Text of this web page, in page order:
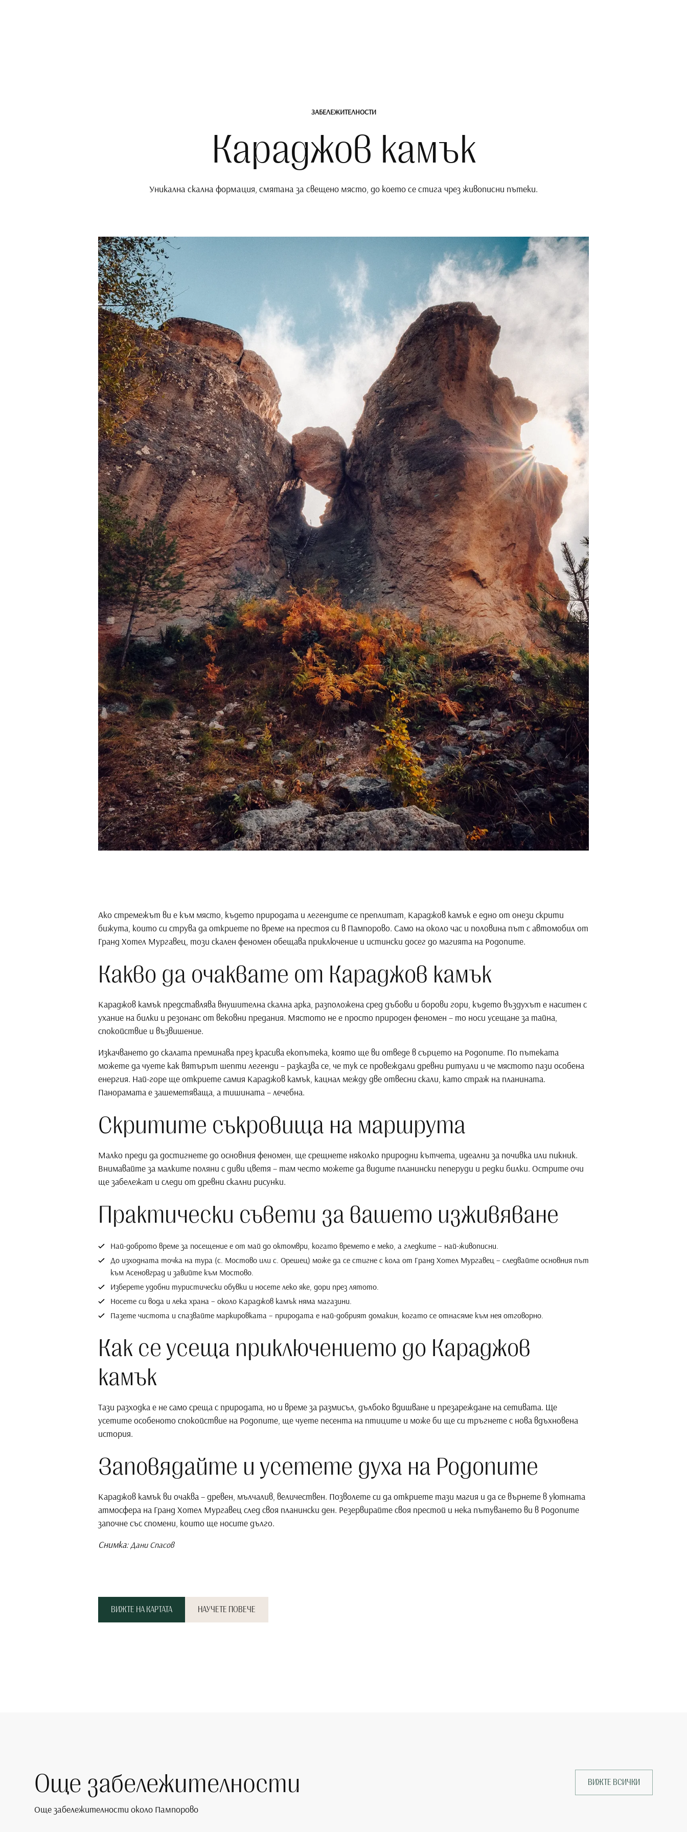
ЗАБЕЛЕЖИТЕЛНОСТИ
Караджов камък
Уникална скална формация, смятана за свещено място, до което се стига чрез живописни пътеки.
Ако стремежът ви е към място, където природата и легендите се преплитат, Караджов камък е едно от онези скрити
бижута, които си струва да откриете по време на престоя си в Пампорово. Само на около час и половина път с автомобил от
Гранд Хотел Мургавец, този скален феномен обещава приключение и истински досег до магията на Родопите.
Какво да очаквате от Караджов камък
Караджов камък представлява внушителна скална арка, разположена сред дъбови и борови гори, където въздухът е наситен с
ухание на билки и резонанс от вековни предания. Мястото не е просто природен феномен – то носи усещане за тайна,
спокойствие и възвишение.
Изкачването до скалата преминава през красива екопътека, която ще ви отведе в сърцето на Родопите. По пътеката
можете да чуете как вятърът шепти легенди – разказва се, че тук се провеждали древни ритуали и че мястото пази особена
енергия. Най-горе ще откриете самия Караджов камък, кацнал между две отвесни скали, като страж на планината.
Панорамата е зашеметяваща, а тишината – лечебна.
Скритите съкровища на маршрута
Малко преди да достигнете до основния феномен, ще срещнете няколко природни кътчета, идеални за почивка или пикник.
Внимавайте за малките поляни с диви цветя – там често можете да видите планински пеперуди и редки билки. Острите очи
ще забележат и следи от древни скални рисунки.
Практически съвети за вашето изживяване
Най-доброто време за посещение е от май до октомври, когато времето е меко, а гледките – най-живописни.
До изходната точка на тура (с. Мостово или с. Орешец) може да се стигне с кола от Гранд Хотел Мургавец – следвайте основния път
към Асеновград и завийте към Мостово.
Изберете удобни туристически обувки и носете леко якe, дори през лятото.
Носете си вода и лека храна – около Караджов камък няма магазини.
Пазете чистота и спазвайте маркировката – природата е най-добрият домакин, когато се отнасяме към нея отговорно.
Как се усеща приключението до Караджов
камък
Тази разходка е не само среща с природата, но и време за размисъл, дълбоко вдишване и презареждане на сетивата. Ще
усетите особеното спокойствие на Родопите, ще чуете песента на птиците и може би ще си тръгнете с нова вдъхновена
история.
Заповядайте и усетете духа на Родопите
Караджов камък ви очаква – древен, мълчалив, величествен. Позволете си да откриете тази магия и да се върнете в уютната
атмосфера на Гранд Хотел Мургавец след своя планински ден. Резервирайте своя престой и нека пътуването ви в Родопите
започне със спомени, които ще носите дълго.
Снимка: Дани Спасов
ВИЖТЕ НА КАРТАТА НАУЧЕТЕ ПОВЕЧЕ
Още забележителности
Още забележителности около Пампорово
ВИЖТЕ ВСИЧКИ